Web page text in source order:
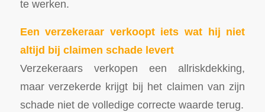
te werken.
Een verzekeraar verkoopt iets wat hij niet
altijd bij claimen schade levert
Verzekeraars verkopen een allriskdekking,
maar verzekerde krijgt bij het claimen van zijn
schade niet de volledige correcte waarde terug.